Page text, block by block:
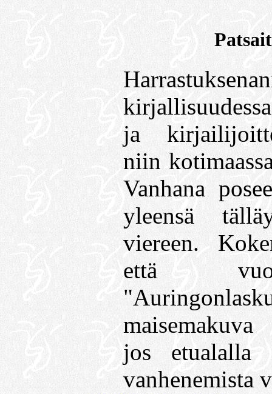
ja
niin
Vanhana
yleensä
viereen.
että
jos etualalla
vanhenemista